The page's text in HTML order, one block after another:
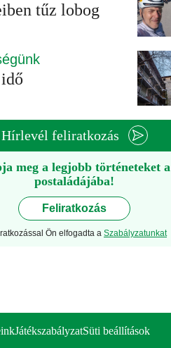
tűz lobog
Hírlevél feliratkozás
meg a legjobb történeteket a
postaládájába!
Feliratkozás
Ön elfogadta a Szabályzatunkat
JátékszabályzatSüti beállítások